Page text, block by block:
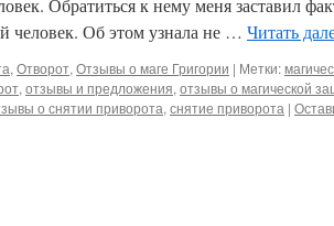
Обратиться к нему меня заставил
человек. Об этом узнала не … Читать
, Отворот, Отзывы о маге Григории | Метки:
, отзывы и предложения, отзывы о магической
о снятии приворота, снятие приворота |